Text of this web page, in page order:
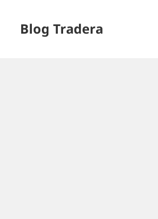
Blog Tradera